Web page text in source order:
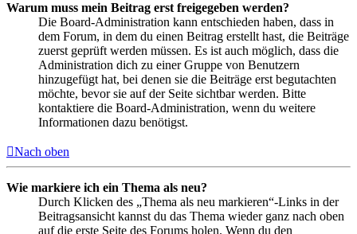
Warum muss mein Beitrag erst freigegeben werden?
Die Board-Administration kann entschieden haben, dass in
dem Forum, in dem du einen Beitrag erstellt hast, die Beiträge
zuerst geprüft werden müssen. Es ist auch möglich, dass die
Administration dich zu einer Gruppe von Benutzern
hinzugefügt hat, bei denen sie die Beiträge erst begutachten
möchte, bevor sie auf der Seite sichtbar werden. Bitte
kontaktiere die Board-Administration, wenn du weitere
Informationen dazu benötigst.
Nach oben
Wie markiere ich ein Thema als neu?
Durch Klicken des „Thema als neu markieren“-Links in der
Beitragsansicht kannst du das Thema wieder ganz nach oben
auf die erste Seite des Forums holen. Wenn du den